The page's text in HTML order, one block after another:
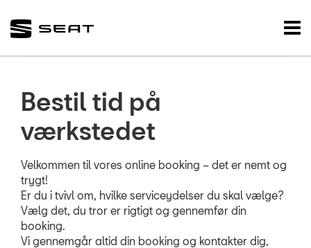
5+
Service & Rep
Bestil tid på
værkstedet
Velkommen til vores online booking – det er nemt og
trygt!
Er du i tvivl om, hvilke serviceydelser du skal vælge?
Vælg det, du tror er rigtigt og gennemfør din
booking.
Vi gennemgår altid din booking og kontakter dig,